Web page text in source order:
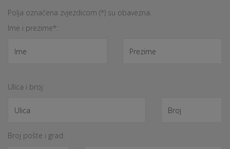
Polja označena zvjezdicom (*) su obavezna.
Ime i prezime*:
Ulica i broj:
Broj pošte i grad: